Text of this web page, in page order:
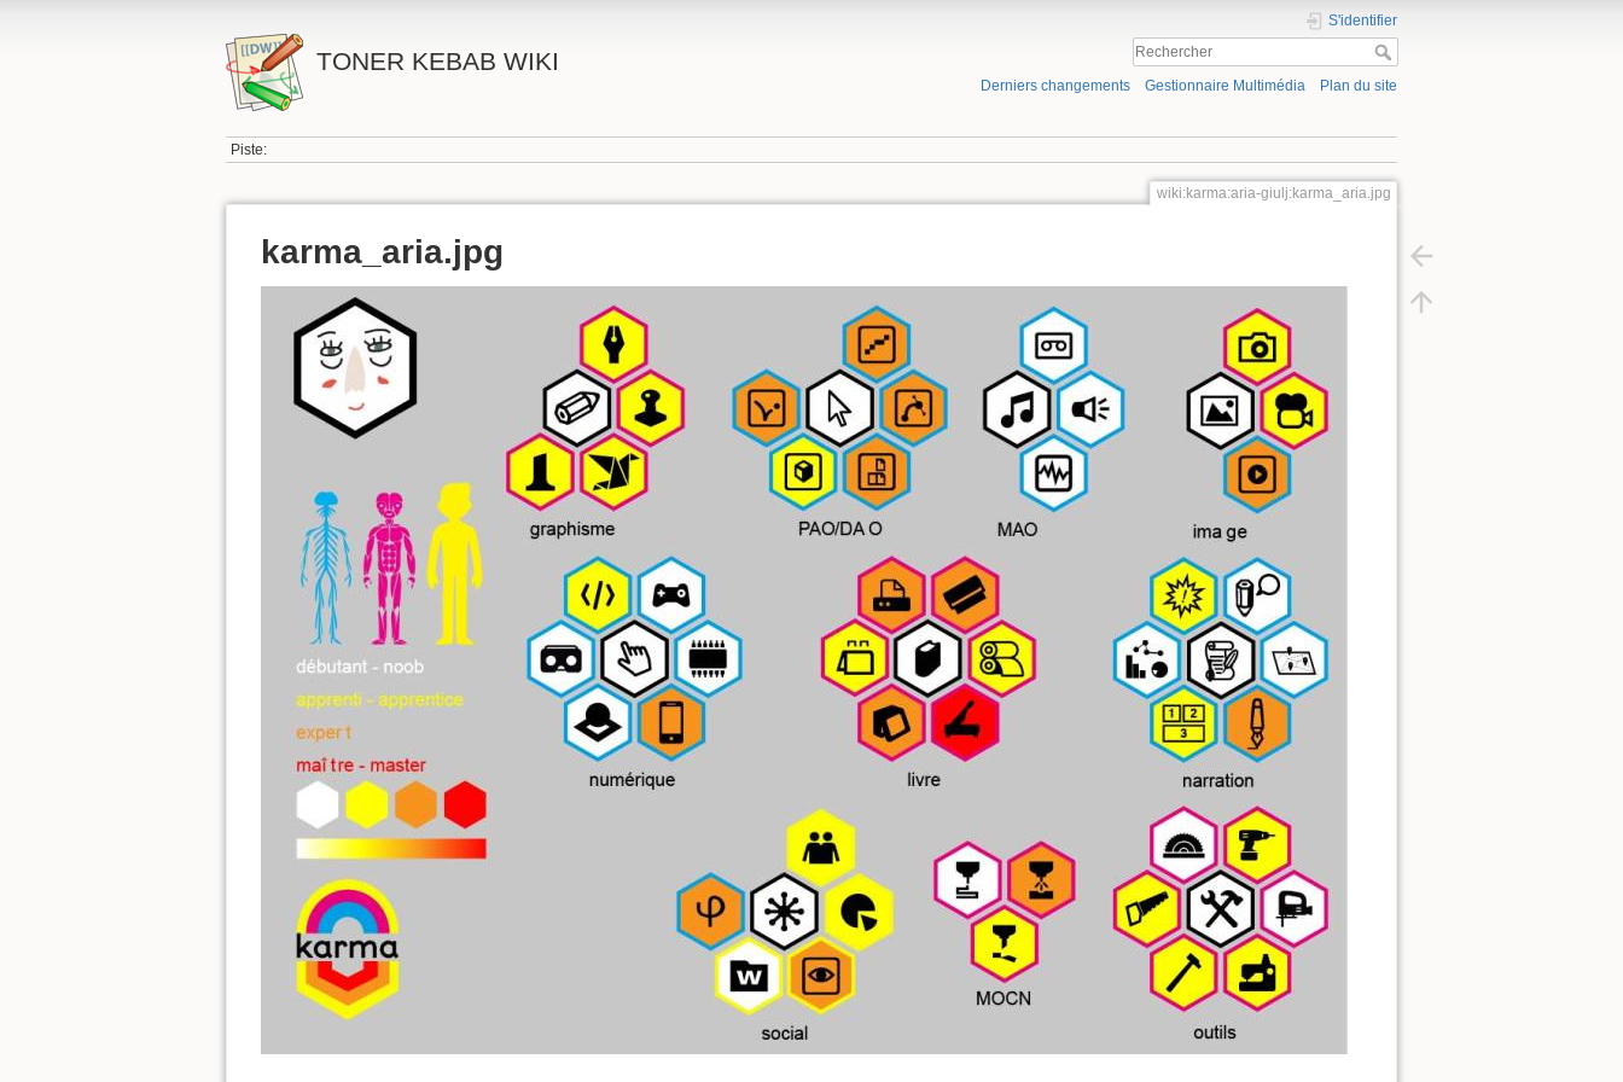
TONER KEBAB WIKI
S'identifier
Derniers changements Gestionnaire Multimédia Plan du site
Piste:
wiki:karma:aria-giulj:karma_aria.jpg
karma_aria.jpg